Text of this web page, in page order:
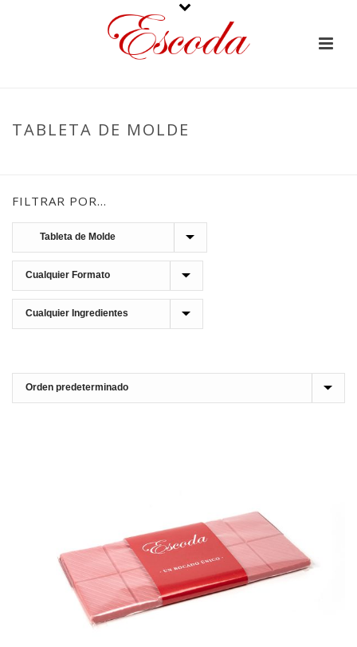
TABLETA DE MOLDE
FILTRAR POR…